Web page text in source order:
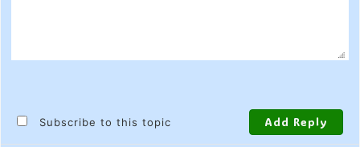
Subscribe to this topic